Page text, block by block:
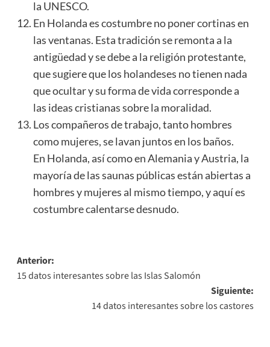
la UNESCO.
En Holanda es costumbre no poner cortinas en
las ventanas. Esta tradición se remonta a la
antigüedad y se debe a la religión protestante,
que sugiere que los holandeses no tienen nada
que ocultar y su forma de vida corresponde a
las ideas cristianas sobre la moralidad.
Los compañeros de trabajo, tanto hombres
como mujeres, se lavan juntos en los baños.
En Holanda, así como en Alemania y Austria, la
mayoría de las saunas públicas están abiertas a
hombres y mujeres al mismo tiempo, y aquí es
costumbre calentarse desnudo.
Navegación
de
Anterior:
15 datos interesantes sobre las Islas Salomón
Siguiente:
14 datos interesantes sobre los castores